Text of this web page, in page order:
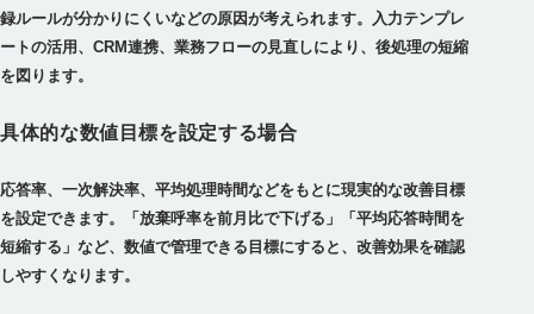
録ルールが分かりにくいなどの原因が考えられます。入力テンプレ
ートの活用、CRM連携、業務フローの見直しにより、後処理の短縮
を図ります。
具体的な数値目標を設定する場合
応答率、一次解決率、平均処理時間などをもとに現実的な改善目標
を設定できます。「放棄呼率を前月比で下げる」「平均応答時間を
短縮する」など、数値で管理できる目標にすると、改善効果を確認
しやすくなります。